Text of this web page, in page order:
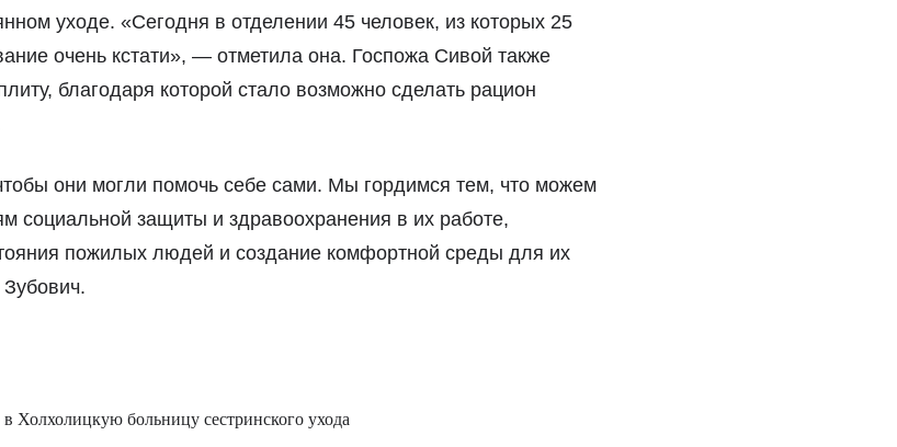
уходе. «Сегодня в отделении 45 человек, из которых 25
очень кстати», — отметила она. Госпожа Сивой также
благодаря которой стало возможно сделать рацион
они могли помочь себе сами. Мы гордимся тем, что можем
социальной защиты и здравоохранения в их работе,
пожилых людей и создание комфортной среды для их
Холхолицкую больницу сестринского ухода